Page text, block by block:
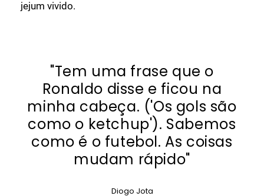
jejum vivido.
"Tem uma frase que o
Ronaldo disse e ficou na
minha cabeça. ('Os gols são
como o ketchup'). Sabemos
como é o futebol. As coisas
mudam rápido"
Diogo Jota